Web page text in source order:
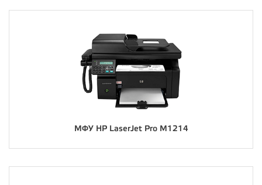
МФУ HP LaserJet Pro M1214